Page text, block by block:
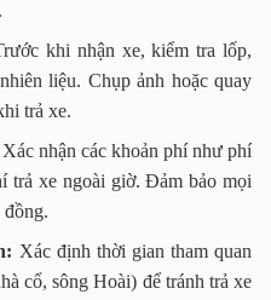
khi nhận xe, kiểm tra lốp,
liệu. Chụp ảnh hoặc quay
trả xe.
Xác nhận các khoản phí như phí
trả xe ngoài giờ. Đảm bảo mọi
Xác định thời gian tham quan
cổ, sông Hoài) để tránh trả xe